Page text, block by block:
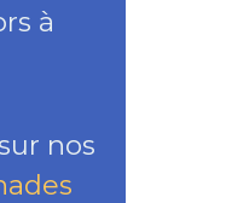
à
nos